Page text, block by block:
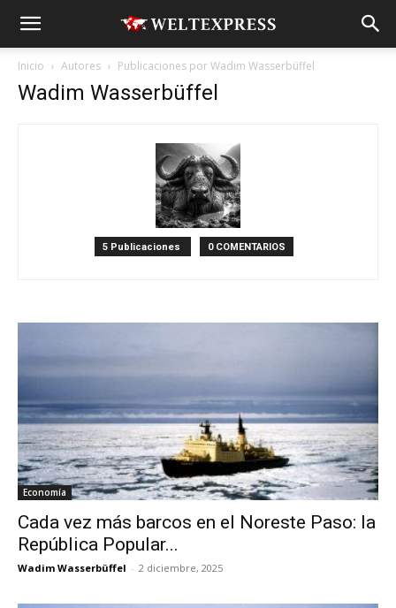
Inicio Autores Publicaciones por Wadim Wasserbüffel
Wadim Wasserbüffel
5 Publicaciones 0 COMENTARIOS
Economía
Cada vez más barcos en el Noreste Paso: la
República Popular...
Wadim Wasserbüffel - 2 diciembre, 2025